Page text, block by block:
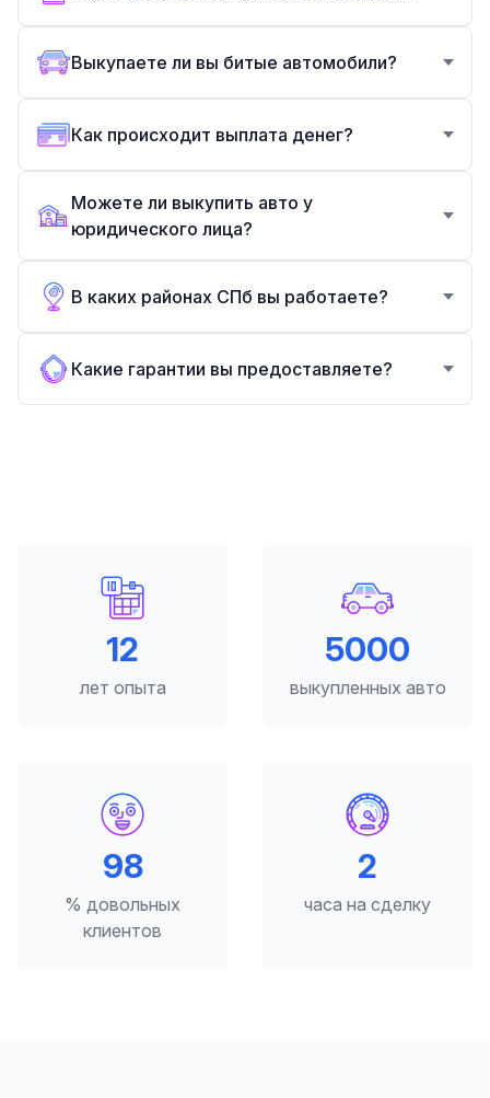
Выкупаете ли вы битые автомобили?
Как происходит выплата денег?
Можете ли выкупить авто у
юридического лица?
В каких районах СПб вы работаете?
Какие гарантии вы предоставляете?
12
лет опыта
5000
выкупленных авто
98
% довольных
клиентов
2
часа на сделку